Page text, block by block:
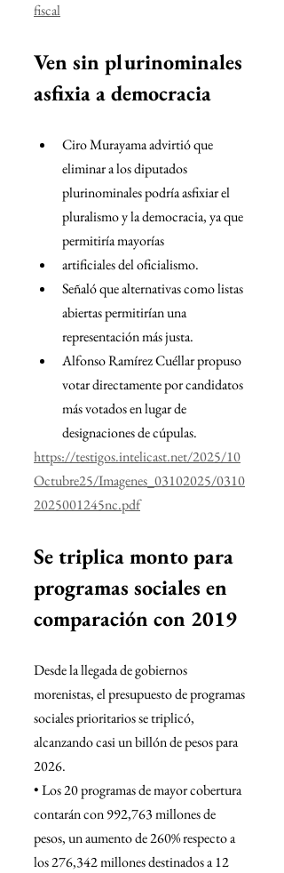
fiscal
Ven sin plurinominales
asfixia a democracia
﻿﻿Ciro Murayama advirtió que
eliminar a los diputados
plurinominales podría asfixiar el
pluralismo y la democracia, ya que
permitiría mayorías
artificiales del oficialismo.
﻿﻿Señaló que alternativas como listas
abiertas permitirían una
representación más justa.
﻿﻿Alfonso Ramírez Cuéllar propuso
votar directamente por candidatos
más votados en lugar de
designaciones de cúpulas.
https://testigos.intelicast.net/2025/10
Octubre25/Imagenes_03102025/0310
2025001245nc.pdf
Se triplica monto para
programas sociales en
comparación con 2019
Desde la llegada de gobiernos
morenistas, el presupuesto de programas
sociales prioritarios se triplicó,
alcanzando casi un billón de pesos para
2026.
• Los 20 programas de mayor cobertura
contarán con 992,763 millones de
pesos, un aumento de 260% respecto a
los 276,342 millones destinados a 12